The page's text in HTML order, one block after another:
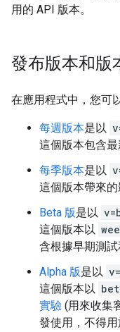
用的 API 版本。
發布版本和版
在應用程式中，您可
每週版本是以
這個版本包含最
每季版本是以
這個版本帶來的
Beta 版是以
這個版本以
含根據早期測試
Alpha 版是以
這個版本以
實驗 (用來收集
發使用，不得用